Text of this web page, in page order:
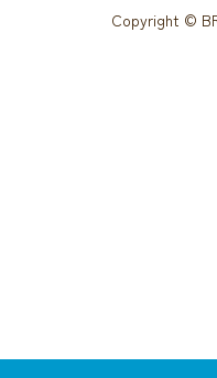
Copyright ©